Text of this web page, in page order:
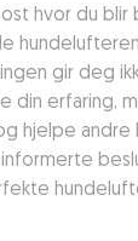
hvor du blir
gir deg
din erfaring,
hjelpe andre